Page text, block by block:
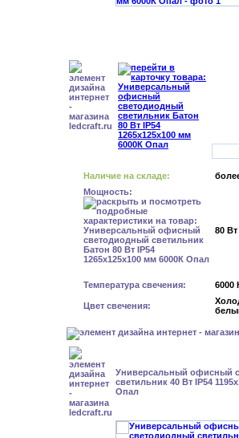
Наличие на складе:
Мощность:
80 Вт
Температура свечения: 6000
Цвет свечения:
Универсальный офисный
светильник 40 Вт IP54
Опал